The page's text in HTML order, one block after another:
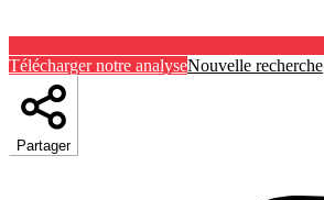
Télécharger notre analyseNouvelle recherche
Partager